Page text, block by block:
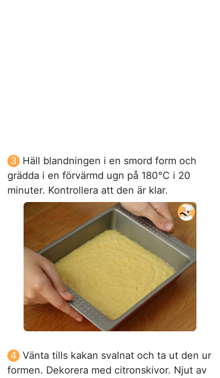
Häll blandningen i en smord form och
grädda i en förvärmd ugn på 180°C i 20
minuter. Kontrollera att den är klar.
Vänta tills kakan svalnat och ta ut den ur
formen. Dekorera med citronskivor. Njut av